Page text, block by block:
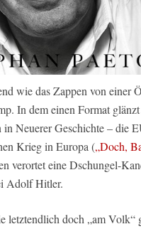
wie das Zappen von einer
In dem einen Format glänzt
Neuerer Geschichte – die
Krieg in Europa („Doch,
verortet eine Dschungel-
Adolf Hitler.
letztendlich doch „am Volk“